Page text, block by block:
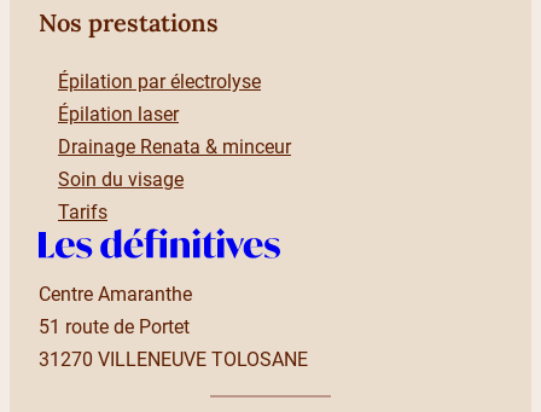
Nos prestations
Épilation par électrolyse
Épilation laser
Drainage Renata & minceur
Soin du visage
Tarifs
Centre Amaranthe
51 route de Portet
31270 VILLENEUVE TOLOSANE